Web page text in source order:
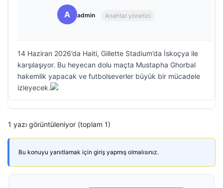
A admin Anahtar yönetici
14 Haziran 2026’da Haiti, Gillette Stadium’da İskoçya ile
karşılaşıyor. Bu heyecan dolu maçta Mustapha Ghorbal
hakemlik yapacak ve futbolseverler büyük bir mücadele
izleyecek.
1 yazı görüntüleniyor (toplam 1)
Bu konuyu yanıtlamak için giriş yapmış olmalısınız.